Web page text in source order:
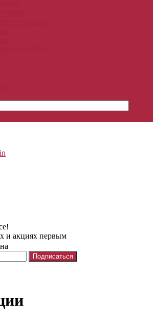
и акциях первым